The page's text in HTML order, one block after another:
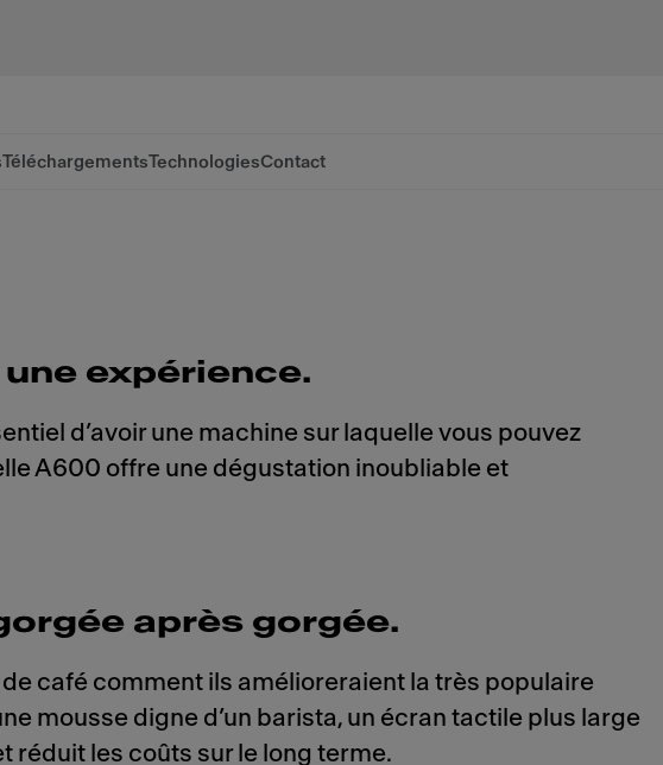
TéléchargementsTechnologiesContact
expérience.
d’avoir une machine sur laquelle vous pouvez
A600 offre une dégustation inoubliable et
après gorgée.
café comment ils amélioreraient la très populaire
mousse digne d’un barista, un écran tactile plus large
réduit les coûts sur le long terme.